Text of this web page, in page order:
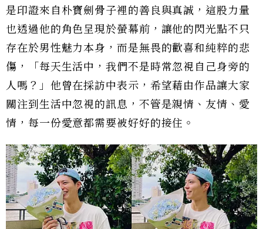
是印證來自朴寶劍骨子裡的善良與真誠，這股力量
也透過他的角色呈現於螢幕前，讓他的閃光點不只
存在於男性魅力本身，而是無畏的歡喜和純粹的悲
傷，「每天生活中，我們不是時常忽視自己身旁的
人嗎？」他曾在採訪中表示，希望藉由作品讓大家
關注到生活中忽視的訊息，不管是親情、友情、愛
情，每一份愛意都需要被好好的接住。